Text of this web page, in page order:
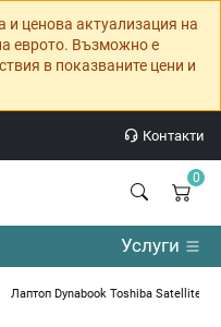
ценова актуализация на
еврото. Възможно е
в показваните цени и
Контакти
0
Услуги
Лаптоп Dynabook Toshiba Satellite